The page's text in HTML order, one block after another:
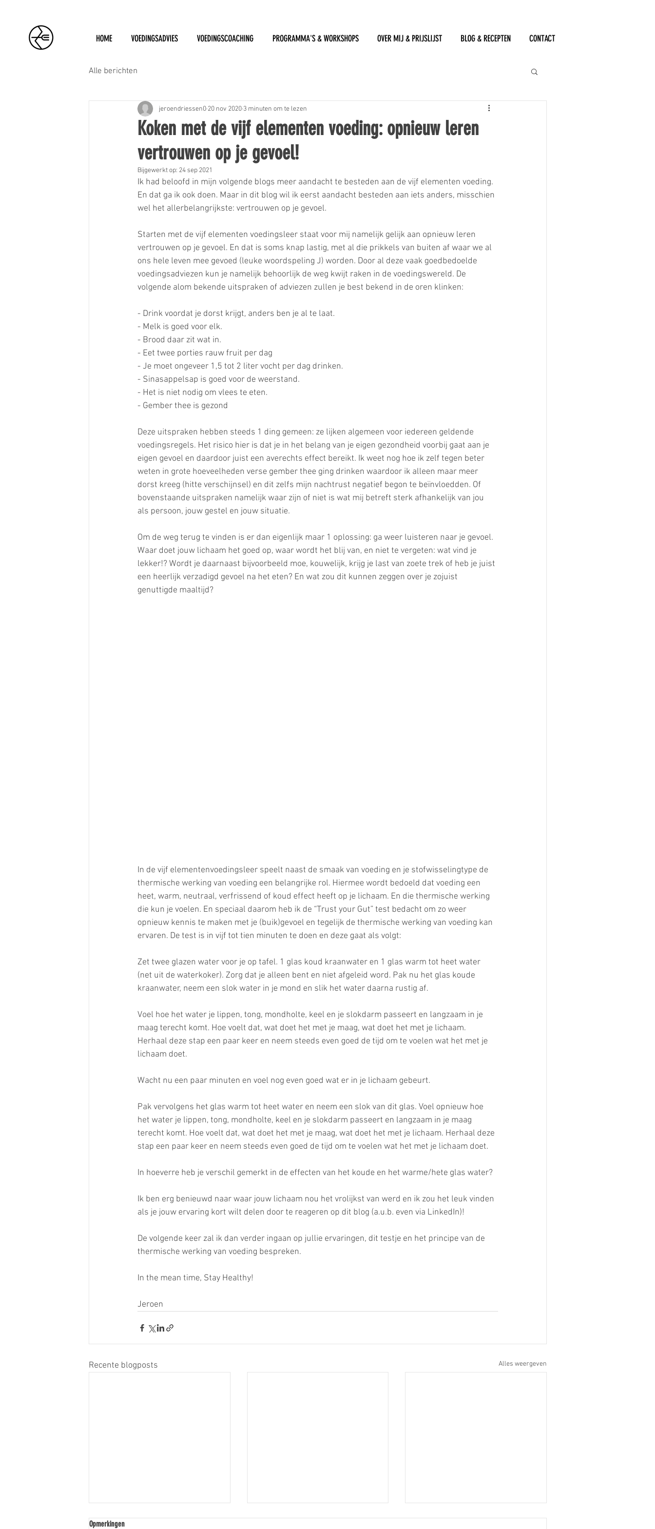
HOME VOEDINGSADVIES VOEDINGSCOACHING PROGRAMMA'S & WORKSHOPS OVER MIJ & PRIJSLIJST BLOG & RECEPTEN CONTACT
Alle berichten
Koken met de vijf elementen voeding: opnieuw leren
vertrouwen op je gevoel!
jeroendriessen0 20 nov 2020 3 minuten om te lezen
Bijgewerkt op: 24 sep 2021
Ik had beloofd in mijn volgende blogs meer aandacht te besteden aan de vijf elementen voeding.
En dat ga ik ook doen. Maar in dit blog wil ik eerst aandacht besteden aan iets anders, misschien
wel het allerbelangrijkste: vertrouwen op je gevoel.
Starten met de vijf elementen voedingsleer staat voor mij namelijk gelijk aan opnieuw leren
vertrouwen op je gevoel. En dat is soms knap lastig, met al die prikkels van buiten af waar we al
ons hele leven mee gevoed (leuke woordspeling J) worden. Door al deze vaak goedbedoelde
voedingsadviezen kun je namelijk behoorlijk de weg kwijt raken in de voedingswereld. De
volgende alom bekende uitspraken of adviezen zullen je best bekend in de oren klinken:
- Drink voordat je dorst krijgt, anders ben je al te laat.
- Melk is goed voor elk.
- Brood daar zit wat in.
- Eet twee porties rauw fruit per dag
- Je moet ongeveer 1,5 tot 2 liter vocht per dag drinken.
- Sinasappelsap is goed voor de weerstand.
- Het is niet nodig om vlees te eten.
- Gember thee is gezond
Deze uitspraken hebben steeds 1 ding gemeen: ze lijken algemeen voor iedereen geldende
voedingsregels. Het risico hier is dat je in het belang van je eigen gezondheid voorbij gaat aan je
eigen gevoel en daardoor juist een averechts effect bereikt. Ik weet nog hoe ik zelf tegen beter
weten in grote hoeveelheden verse gember thee ging drinken waardoor ik alleen maar meer
dorst kreeg (hitte verschijnsel) en dit zelfs mijn nachtrust negatief begon te beïnvloedden. Of
bovenstaande uitspraken namelijk waar zijn of niet is wat mij betreft sterk afhankelijk van jou
als persoon, jouw gestel en jouw situatie.
Om de weg terug te vinden is er dan eigenlijk maar 1 oplossing: ga weer luisteren naar je gevoel.
Waar doet jouw lichaam het goed op, waar wordt het blij van, en niet te vergeten: wat vind je
lekker!? Wordt je daarnaast bijvoorbeeld moe, kouwelijk, krijg je last van zoete trek of heb je juist
een heerlijk verzadigd gevoel na het eten? En wat zou dit kunnen zeggen over je zojuist
genuttigde maaltijd?
In de vijf elementenvoedingsleer speelt naast de smaak van voeding en je stofwisselingtype de
thermische werking van voeding een belangrijke rol. Hiermee wordt bedoeld dat voeding een
heet, warm, neutraal, verfrissend of koud effect heeft op je lichaam. En die thermische werking
die kun je voelen. En speciaal daarom heb ik de “Trust your Gut” test bedacht om zo weer
opnieuw kennis te maken met je (buik)gevoel en tegelijk de thermische werking van voeding kan
ervaren. De test is in vijf tot tien minuten te doen en deze gaat als volgt:
Zet twee glazen water voor je op tafel. 1 glas koud kraanwater en 1 glas warm tot heet water
(net uit de waterkoker). Zorg dat je alleen bent en niet afgeleid word. Pak nu het glas koude
kraanwater, neem een slok water in je mond en slik het water daarna rustig af.
Voel hoe het water je lippen, tong, mondholte, keel en je slokdarm passeert en langzaam in je
maag terecht komt. Hoe voelt dat, wat doet het met je maag, wat doet het met je lichaam.
Herhaal deze stap een paar keer en neem steeds even goed de tijd om te voelen wat het met je
lichaam doet.
Wacht nu een paar minuten en voel nog even goed wat er in je lichaam gebeurt.
Pak vervolgens het glas warm tot heet water en neem een slok van dit glas. Voel opnieuw hoe
het water je lippen, tong, mondholte, keel en je slokdarm passeert en langzaam in je maag
terecht komt. Hoe voelt dat, wat doet het met je maag, wat doet het met je lichaam. Herhaal deze
stap een paar keer en neem steeds even goed de tijd om te voelen wat het met je lichaam doet.
In hoeverre heb je verschil gemerkt in de effecten van het koude en het warme/hete glas water?
Ik ben erg benieuwd naar waar jouw lichaam nou het vrolijkst van werd en ik zou het leuk vinden
als je jouw ervaring kort wilt delen door te reageren op dit blog (a.u.b. even via LinkedIn)!
De volgende keer zal ik dan verder ingaan op jullie ervaringen, dit testje en het principe van de
thermische werking van voeding bespreken.
In the mean time, Stay Healthy!
Jeroen
Recente blogposts Alles weergeven
Opmerkingen